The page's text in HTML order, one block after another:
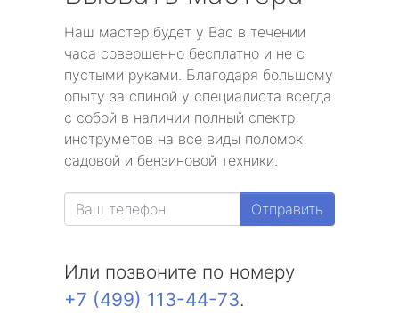
Наш мастер будет у Вас в течении
часа совершенно бесплатно и не с
пустыми руками. Благодаря большому
опыту за спиной у специалиста всегда
с собой в наличии полный спектр
инструметов на все виды поломок
садовой и бензиновой техники.
Отправить
Или позвоните по номеру
+7 (499) 113-44-73.